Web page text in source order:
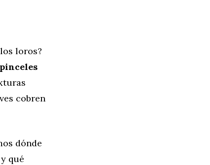
loros?
pinceles
cobren
dónde
qué